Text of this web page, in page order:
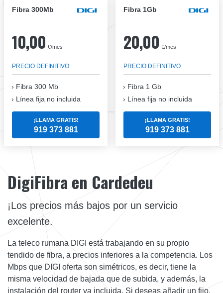
Fibra 300Mb
10,00 €/mes
PRECIO DEFINITIVO
Fibra 300 Mb
Línea fija no incluida
¡LLAMA GRATIS!
919 373 881
Fibra 1Gb
20,00 €/mes
PRECIO DEFINITIVO
Fibra 1 Gb
Línea fija no incluida
¡LLAMA GRATIS!
919 373 881
DigiFibra en Cardedeu
¡Los precios más bajos por un servicio
excelente.
La teleco rumana DIGI está trabajando en su propio
tendido de fibra, a precios inferiores a la competencia. Los
Mbps que DIGI oferta son simétricos, es decir, tiene la
misma velocidad de bajada que de subida, y además, la
instalación del router va incluida. Si deseas añadir un fijo,